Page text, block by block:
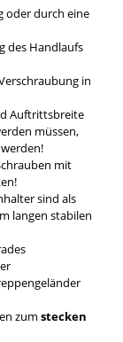
oder durch eine
des Handlaufs
in
Auftrittsbreite
müssen,
mit
sind als
langen stabilen
zum stecken